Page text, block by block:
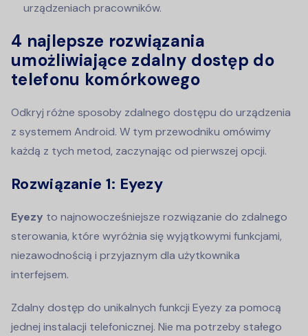
urządzeniach pracowników.
4 najlepsze rozwiązania
umożliwiające zdalny dostęp do
telefonu komórkowego
Odkryj różne sposoby zdalnego dostępu do urządzenia
z systemem Android. W tym przewodniku omówimy
każdą z tych metod, zaczynając od pierwszej opcji.
Rozwiązanie 1: Eyezy
Eyezy to najnowocześniejsze rozwiązanie do zdalnego
sterowania, które wyróżnia się wyjątkowymi funkcjami,
niezawodnością i przyjaznym dla użytkownika
interfejsem.
Zdalny dostęp do unikalnych funkcji Eyezy za pomocą
jednej instalacji telefonicznej. Nie ma potrzeby stałego